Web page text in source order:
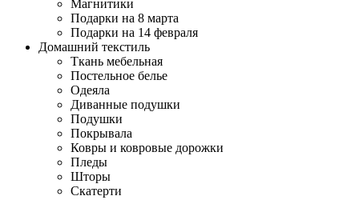
Магнитики
Подарки на 8 марта
Подарки на 14 февраля
Домашний текстиль
Ткань мебельная
Постельное белье
Одеяла
Диванные подушки
Подушки
Покрывала
Ковры и ковровые дорожки
Пледы
Шторы
Скатерти